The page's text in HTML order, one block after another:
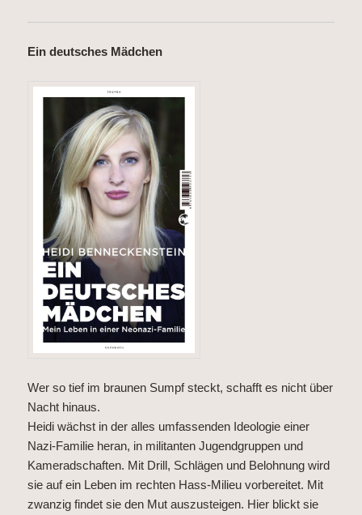
Ein deutsches Mädchen
Wer so tief im braunen Sumpf steckt, schafft es nicht über
Nacht hinaus.
Heidi wächst in der alles umfassenden Ideologie einer
Nazi-Familie heran, in militanten Jugendgruppen und
Kameradschaften. Mit Drill, Schlägen und Belohnung wird
sie auf ein Leben im rechten Hass-Milieu vorbereitet. Mit
zwanzig findet sie den Mut auszusteigen. Hier blickt sie